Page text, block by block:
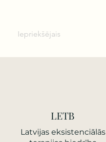
Iepriekšējais
LETB
Latvijas еksistenciālās